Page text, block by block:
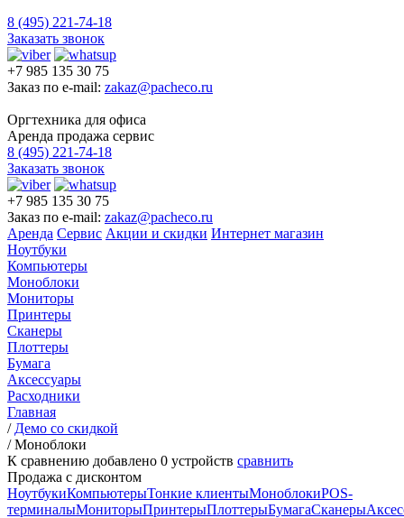
8 (495) 221-74-18
Заказать звонок
+7 985 135 30 75
Заказ по e-mail: zakaz@pacheco.ru
Оргтехника для офиса
Аренда продажа сервис
8 (495) 221-74-18
Заказать звонок
+7 985 135 30 75
Заказ по e-mail: zakaz@pacheco.ru
Аренда Сервис Акции и скидки Интернет магазин
Ноутбуки
Компьютеры
Моноблоки
Мониторы
Принтеры
Сканеры
Плоттеры
Бумага
Аксессуары
Расходники
Главная
/ Демо со скидкой
/Моноблоки
К сравнению добавлено 0 устройств сравнить
Продажа с дисконтом
НоутбукиКомпьютерыТонкие клиентыМоноблокиPOS-
терминалыМониторыПринтерыПлоттерыБумагаСканеры